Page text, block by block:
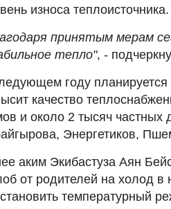
износа теплоисточника.
принятым мерам
тепло", -
году
качество
и около 2 тысяч
Энергетиков,
аким Экибастуза Аян
от родителей на холод
температурный